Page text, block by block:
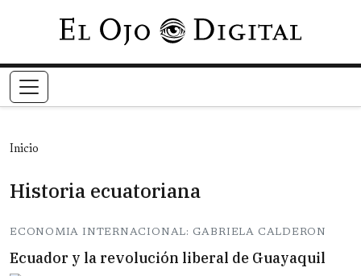
Pasar al contenido principal
Inicio
Historia ecuatoriana
ECONOMIA INTERNACIONAL: GABRIELA CALDERON
Ecuador y la revolución liberal de Guayaquil